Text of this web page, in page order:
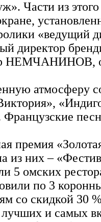
Части из
«ведущий
директор
НЕМЧАНИНОВ,
атмосферу
премия
из них –
5 омских
по 3
со скидкой 30
лучших и самых